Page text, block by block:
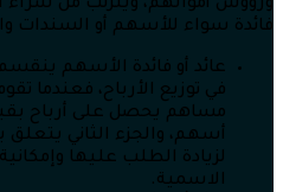
ورؤوس أموالهم، ويترتب من شراء
فائدة سواء للأسهم أو السندات
عائد أو فائدة الأسهم
في توزيع الأرباح، فعندما
مساهم يحصل على أرباح
أسهم، والجزء الثاني
لزيادة الطلب عليها
الاسمية.